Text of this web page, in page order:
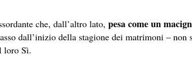
che, dall’altro lato, pesa come un
dall’inizio della stagione dei matrimoni – non
loro Sì.